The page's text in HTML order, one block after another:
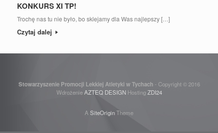
KONKURS XI TP!
Trochę nas tu nie było, bo sklejamy dla Was najlepszy […]
Czytaj dalej
Stowarzyszenie Promocji Lekkiej Atletyki w Tychach - Copyright © 2016
WdrożenieAZTEQ DESIGNHostingZDI24
A SiteOriginTheme